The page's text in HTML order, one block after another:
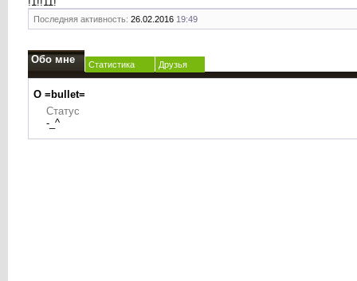
Последняя активность: 26.02.2016 19:49
Обо мне Статистика Друзья
О =bullet=
Статус
-_^